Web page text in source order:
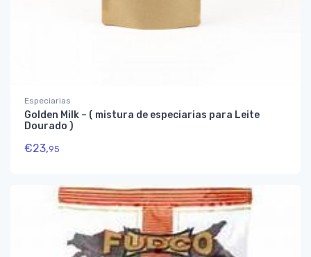
Especiarias
Golden Milk – ( mistura de especiarias para Leite
Dourado )
€23,95